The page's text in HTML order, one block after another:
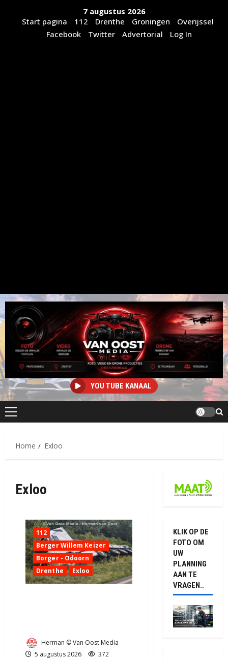
7 augustus 2026
Start pagina
112 Drenthe Groningen
Overijssel
Facebook
Twitter Advertorial Log In
YOU TUBE KANAAL
Primair
Home Exloo
Exloo
112
Berger Willem Keizer
Borger - Odoorn
Drenthe
Exloo
Herman © Van Oost Media
5 augustus 2026
372
KLIK OP DE
FOTO OM
UW
PLANNING
AAN TE
VRAGEN..